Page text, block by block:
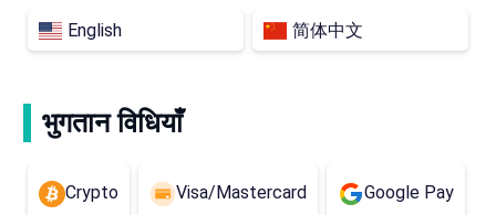
English 简体中文
भुगतान विधियाँ
Crypto Visa/Mastercard Google Pay